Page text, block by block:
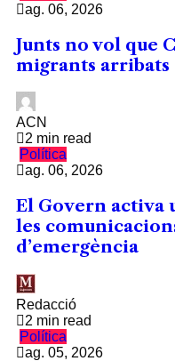
ag. 06, 2026
Junts no vol que
migrants arribats
ACN
2 min read
Política
ag. 06, 2026
El Govern activa
les
d’emergència
Redacció
2 min read
Política
ag. 05, 2026